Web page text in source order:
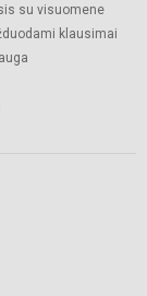
su visuomene
klausimai